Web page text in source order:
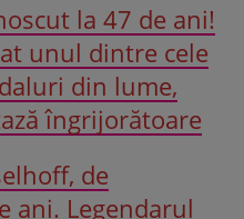
la 47 de ani!
unul dintre cele
din lume,
îngrijorătoare
de
ani. Legendarul